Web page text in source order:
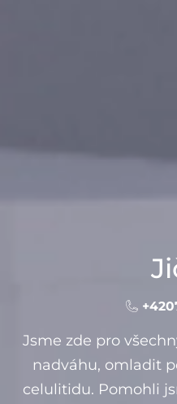
Jsme zde pro
nadváhu, omladit
celulitidu. Pomohli